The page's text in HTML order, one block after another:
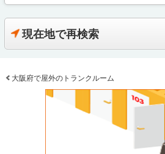
現在地で再検索
大阪府で屋外のトランクルーム